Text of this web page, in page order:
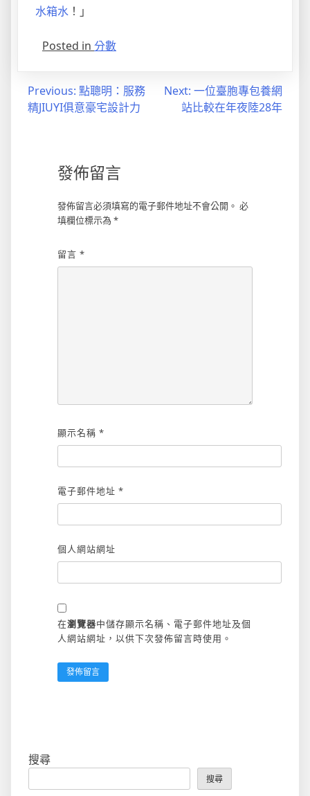
水箱水 ！」
Posted in 分數
Previous: 點聰明：服務
精JIUYI俱意豪宅設計力
Next: 一位臺胞專包養網
站比較在年夜陸28年
發佈留言
發佈留言必須填寫的電子郵件地址不會公開。 必
填欄位標示為 *
留言 *
顯示名稱 *
電子郵件地址 *
個人網站網址
在瀏覽器中儲存顯示名稱、電子郵件地址及個
人網站網址，以供下次發佈留言時使用。
搜尋
搜尋